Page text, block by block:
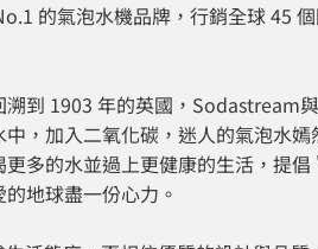
的氣泡水機品牌，行銷全球 45
到 1903 年的英國，Sodastream
，加入二氧化碳，迷人的氣泡水
多的水並過上更健康的生活，提
地球盡一份心力。